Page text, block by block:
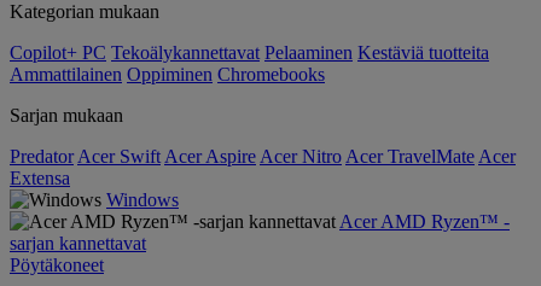
Kategorian mukaan
Copilot+ PC Tekoälykannettavat Pelaaminen Kestäviä tuotteita
Ammattilainen Oppiminen Chromebooks
Sarjan mukaan
Predator Acer Swift Acer Aspire Acer Nitro Acer TravelMate Acer
Extensa
Windows
Acer AMD Ryzen™ -
sarjan kannettavat
Pöytäkoneet